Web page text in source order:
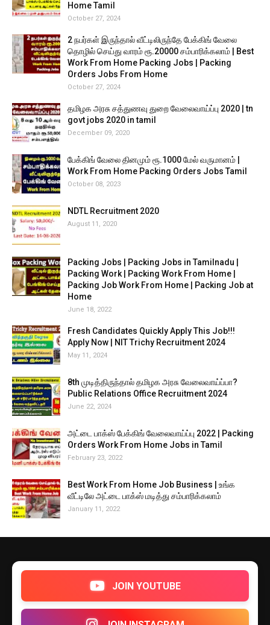
Home Tamil
October 27, 2024
2 நபர்கள் இருந்தால் வீட்டிலிருந்தே பேக்கிங் வேலை
தொழில் செய்து வாரம் ரூ.20000 சம்பாரிக்கலாம் | Best
Work From Home Packing Jobs | Packing
Orders Jobs From Home
October 27, 2024
தமிழக அரசு சத்துணவு துறை வேலைவாய்ப்பு 2020 | tn
govt jobs 2020 in tamil
December 09, 2020
பேக்கிங் வேலை தினமும் ரூ.1000 மேல் வருமானம் |
Work From Home Packing Orders Jobs Tamil
October 08, 2023
NDTL Recruitment 2020
August 11, 2020
Packing Jobs | Packing Jobs in Tamilnadu |
Packing Work | Packing Work From Home |
Packing Job Work From Home | Packing Job at
Home
June 18, 2022
Fresh Candidates Quickly Apply This Job!!!
Apply Now | NIT Trichy Recruitment 2024
May 11, 2024
8th முடித்திருந்தால் தமிழக அரசு வேலைவாய்ப்பா?
Public Relations Office Recruitment 2024
June 22, 2024
அட்டை பாக்ஸ் பேக்கிங் வேலைவாய்ப்பு 2022 | Packing
Orders Work From Home Jobs in Tamil
February 23, 2022
Best Work From Home Job Business | உங்க
வீட்டிலே அட்டை பாக்ஸ் மடித்து சம்பாரிக்கலாம்
January 11, 2022
JOIN YOUTUBE